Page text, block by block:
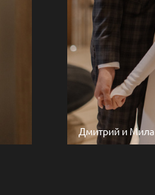
Дмитрий и Мила